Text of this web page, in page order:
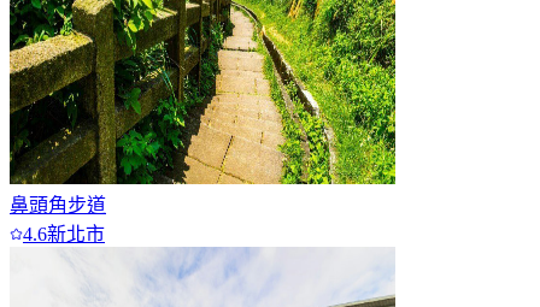
鼻頭角步道
4.6新北市